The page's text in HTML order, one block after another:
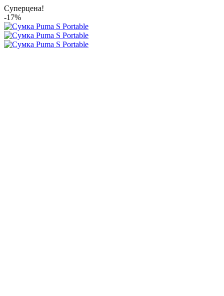
Суперцена!
-17%